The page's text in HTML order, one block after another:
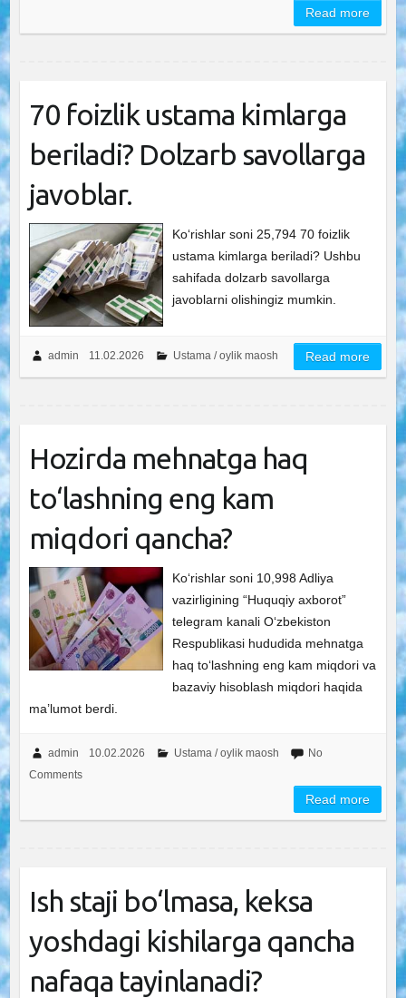
Read more
70 foizlik ustama kimlarga
beriladi? Dolzarb savollarga
javoblar.
Ko‘rishlar soni 25,794 70 foizlik
ustama kimlarga beriladi? Ushbu
sahifada dolzarb savollarga
javoblarni olishingiz mumkin.
admin 11.02.2026 Ustama / oylik maosh Read more
Hozirda mehnatga haq
to‘lashning eng kam
miqdori qancha?
Ko‘rishlar soni 10,998 Adliya
vazirligining “Huquqiy axborot”
telegram kanali O‘zbekiston
Respublikasi hududida mehnatga
haq to‘lashning eng kam miqdori va
bazaviy hisoblash miqdori haqida
ma’lumot berdi.
admin 10.02.2026 Ustama / oylik maosh
No
Comments
Read more
Ish staji bo‘lmasa, keksa
yoshdagi kishilarga qancha
nafaqa tayinlanadi?